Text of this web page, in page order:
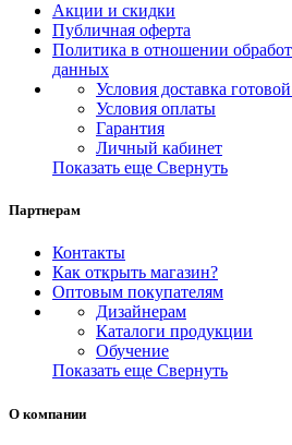
Акции и скидки
Публичная оферта
Политика в отношении
данных
Условия доставка
Условия оплаты
Гарантия
Личный кабинет
Показать еще Свернуть
Партнерам
Контакты
Как открыть магазин?
Оптовым покупателям
Дизайнерам
Каталоги продукции
Обучение
Показать еще Свернуть
О компании